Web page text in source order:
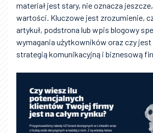
materiał jest stary, nie oznacza
wartości. Kluczowe jest zrozumienie,
artykuł, podstrona lub wpis blogowy
wymagania użytkowników oraz czy jest
strategią komunikacyjną i biznesową